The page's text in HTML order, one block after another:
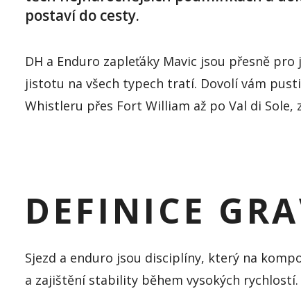
postavído cesty.
DH a Enduro zapleťáky Mavic jsou přesně pro
jistotu na všech typech tratí. Dovolí vám
Whistleru přes Fort William až po Val di Sole,
DEFINICE
Sjezd a enduro jsou disciplíny, který na
a zajištění stability během vysokých